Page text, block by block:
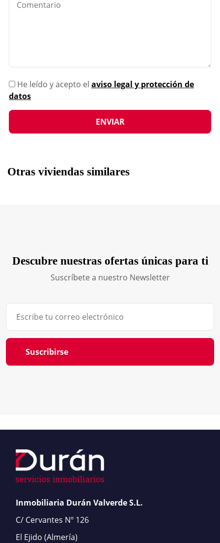
He leído y acepto el aviso legal y protección de
datos
Otras viviendas similares
Descubre nuestras ofertas únicas para ti
Suscríbete a nuestro Newsletter
Suscribirse
Inmobiliaria Durán Valverde S.L.
C/ Cervantes Nº 126
El Ejido (Almería)